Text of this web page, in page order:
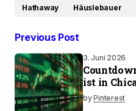
Hathaway
Häuslebauer
Previous Post
3. Juni 2026
ist in
byPinterest